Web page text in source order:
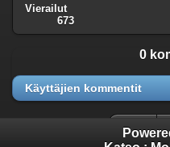
Vierailut
673
0
Käyttäjien kommentit